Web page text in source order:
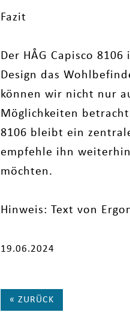
Fazit
Der HÅG Capisco
Design das
können wir nicht nur
Möglichkeiten
8106 bleibt ein
empfehle ihn
möchten.
Hinweis: Text von
19.06.2024
« ZURÜCK